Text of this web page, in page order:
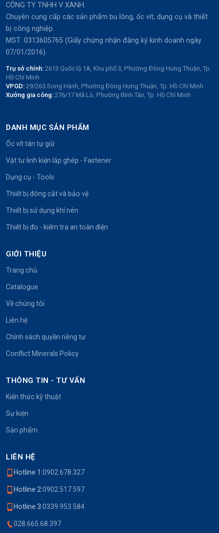
CÔNG TY TNHH V XANH.
Chuyên cung cấp các sản phẩm bu lông, ốc vít, dụng cụ và thiết
bị công nghiệp.
MST: 0313605765 (Giấy chứng nhận đăng ký kinh doanh ngày
07/01/2016).
Trụ sở chính: 2613 Quốc lộ 1A, Khu phố 3, Phường Đông Hưng Thuận, Tp.
Hồ Chí Minh
VPGD: 29/265 Song Hành, Phường Đông Hưng Thuận, Tp. Hồ Chí Minh
Xưởng gia công: 276/17 Mã Lò, Phường Bình Tân, Tp. Hồ Chí Minh
DANH MỤC SẢN PHẨM
Ốc vít tán tự giữ
Vật tư linh kiện lắp ghép - Fastener
Dụng cụ - Tools
Thiết bị đóng cắt và bảo vệ
Thiết bị sử dụng khí nén
Thiết bị đo - kiểm tra an toàn điện
GIỚI THIỆU
Trang chủ
Catalogue
Về chúng tôi
Liên hệ
Chính sách quyền riêng tư
Conflict Minerals Policy
THÔNG TIN - TƯ VẤN
Kiến thức kỹ thuật
Sự kiện
Sản phẩm
LIÊN HỆ
Hotline 1:0902.678.327
Hotline 2:0902.517.597
Hotline 3:0339.953.584
028.665.68.397